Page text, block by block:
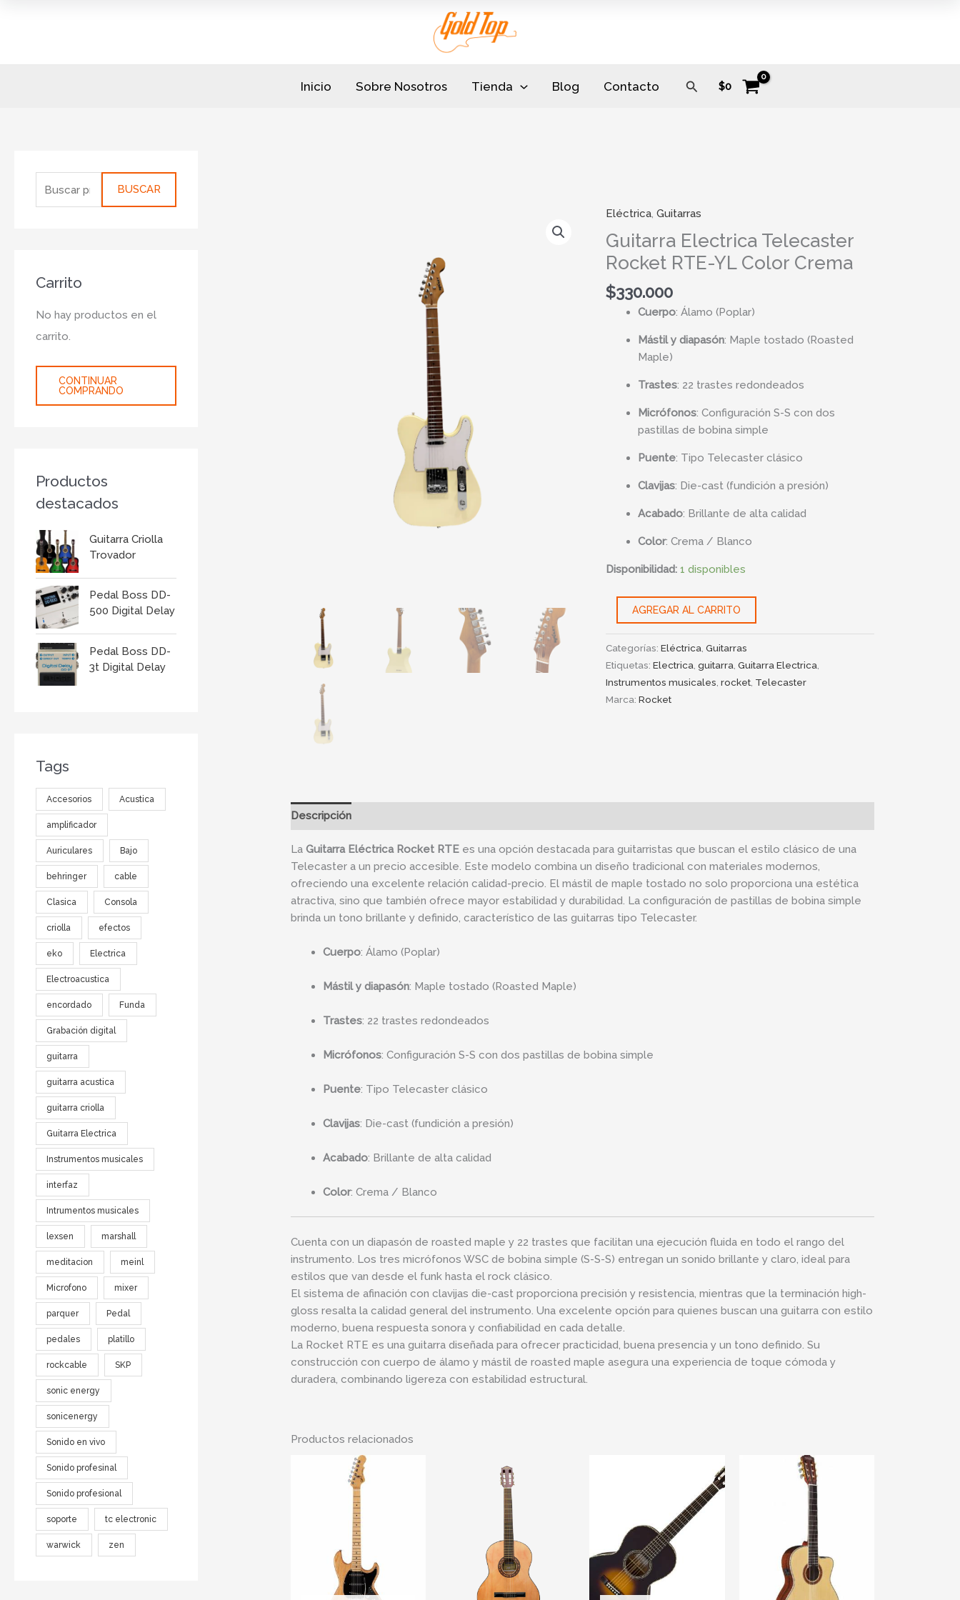
Inicio Sobre Nosotros Tienda Blog Contacto Buscar
$0
s
p
o
r
BUSCAR
Carrito
No hay productos en el
carrito.
CONTINUAR
COMPRANDO
Productos
destacados
Guitarra Criolla
Trovador
Pedal Boss DD-
500 Digital Delay
Pedal Boss DD-
3t Digital Delay
Tags
Accesorios Acustica
amplificador
Auriculares Bajo
behringer cable
Clasica Consola
criolla efectos
eko Electrica
Electroacustica
encordado Funda
Grabación digital
guitarra
guitarra acustica
guitarra criolla
Guitarra Electrica
Instrumentos musicales
interfaz
Intrumentos musicales
lexsen marshall
meditacion meinl
Microfono mixer
parquer Pedal
pedales platillo
rockcable SKP
sonic energy
sonicenergy
Sonido en vivo
Sonido profesinal
Sonido profesional
soporte tc electronic
warwick zen
Eléctrica ,Guitarras
Guitarra Electrica Telecaster
Rocket RTE-YL Color Crema
$330.000
Cuerpo:Álamo (Poplar)
Mástil y diapasón: Maple tostado (Roasted
Maple)
Trastes: 22 trastes redondeados
Micrófonos:Configuración S-S con dos
pastillas de bobina simple
Puente: Tipo Telecaster clásico
Clavijas: Die-cast (fundición a presión)
Acabado: Brillante de alta calidad
Color:Crema / Blanco
Disponibilidad: 1 disponibles
Guitarra
Electrica
Telecaster
Rocket
RTE-
YL
Crema
cantidad
AGREGAR AL CARRITO
Categorías:Eléctrica ,Guitarras
Etiquetas:Electrica ,guitarra ,Guitarra Electrica
Instrumentos musicales ,rocket Telecaster
Marca:Rocket
Descripción
La Guitarra Eléctrica Rocket RTEes una opción destacada para guitarristas que buscan el estilo clásico de una
Telecaster a un precio accesible. Este modelo combina un diseño tradicional con materiales modernos,
ofreciendo una excelente relación calidad-precio. El mástil de maple tostado no solo proporciona una estética
atractiva, sino que también ofrece mayor estabilidad y durabilidad. La configuración de pastillas de bobina simple
brinda un tono brillante y definido, característico de las guitarras tipo Telecaster.
Cuerpo: Álamo (Poplar)
Mástil y diapasón: Maple tostado (Roasted Maple)
Trastes: 22 trastes redondeados
Micrófonos: Configuración S-S con dos pastillas de bobina simple
Puente: Tipo Telecaster clásico
Clavijas: Die-cast (fundición a presión)
Acabado: Brillante de alta calidad
Color: Crema / Blanco
Cuenta con un diapasón de roasted maple y 22 trastes que facilitan una ejecución fluida en todo el rango del
instrumento. Los tres micrófonos WSC de bobina simple (S-S-S) entregan un sonido brillante y claro, ideal para
estilos que van desde el funk hasta el rock clásico.
El sistema de afinación con clavijas die-cast proporciona precisión y resistencia, mientras que la terminación high-
gloss resalta la calidad general del instrumento. Una excelente opción para quienes buscan una guitarra con estilo
moderno, buena respuesta sonora y confiabilidad en cada detalle.
La Rocket RTE es una guitarra diseñada para ofrecer practicidad, buena presencia y un tono definido. Su
construcción con cuerpo de álamo y mástil de roasted maple asegura una experiencia de toque cómoda y
duradera, combinando ligereza con estabilidad estructural.
Productos relacionados